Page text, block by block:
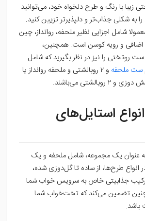
زیبا با رنگ و طرح دلخواه خود، می‌توانید
شکلی جذاب‌تر و دلپذیرتر تزیین کنید.
شامل اجزایی نظیر ملحفه، روانداز، چین
اضافی و رویه کوسن است. همچنین،
ست روتختی را نیز در نظر بگیرید که شامل
ست ملحفه و
۲ روبالشتی و ملحفه روانداز یا
می‌باشند.
استایل‌های
عنوان یک مجموعه، شامل ملحفه و یک
انواع طرح‌ها، از ساده تا گل‌دوزی شده،
جذابیتی خاص به سرویس خواب شما
تضمین می‌کند که تخت‌خواب شما
باشد.